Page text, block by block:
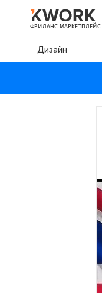
ФРИЛАНС МАРКЕТПЛЕЙС
Дизайн